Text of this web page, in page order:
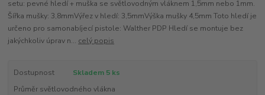
setu: pevné hledí + muška se světlovodným vláknem 1,5mm nebo 1mm.
Šířka mušky: 3,8mmVýřez v hledí: 3,5mmVýška mušky 4,5mm Toto hledí je
určeno pro samonabíjecí pistole: Walther PDP Hledí se montuje bez
jakýchkoliv úprav n... celý popis
Dostupnost
Skladem 5 ks
Průměr světlovodného vlákna